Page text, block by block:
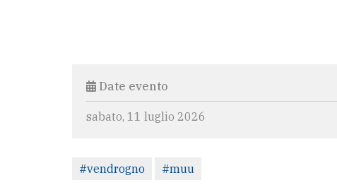
Date evento
sabato, 11 luglio 2026
#vendrogno #muu